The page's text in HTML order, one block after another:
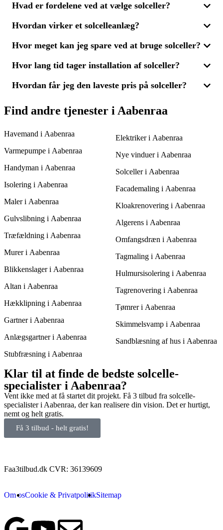
For at få de mest fordelagtige tilbud på solcelleanlæg er det
sammenligne 3 tilbud sikrer du dig både en rimelig pris og en
mulighed for at vælge en leverandør, der lover både kvalitet og
fremragende service.
Hvad er fordelene ved at vælge solceller?
Med solceller kan du producere din egen miljøvenlige energi
solcelleanlæg kan desuden øge din boligs værdi og formindske
mest effektive løsning til dine behov og sikre dig en god pris på
Hvordan virker et solcelleanlæg?
Solcelleanlæg omdanner sollys til elektricitet, som kan bruges i
tilbage til elnettet. For at finde det bedste anlæg til din bolig i
sammenligne pris og kvalitet.
Hvor meget kan jeg spare ved at bruge solceller?
Den besparelse, du kan opnå med solceller, afhænger af dit
du reducere udgifterne til energi markant ved at producere din
besparelse til en favorabel pris.
Hvor lang tid tager installation af solceller?
Det tager normalt 1-3 dage at installere et solcelleanlæg, alt
tilbud fra forskellige leverandører, vil de kunne give dig et mere
præcist tidsoverslag, og du kan samtidig sammenligne
Hvordan får jeg den laveste pris på solceller?
For at få den laveste pris på solceller er det vigtigt at indhente
flere tilbud og sammenligne dem. Ved at modtage 3 tilbud fra
bedste pris uden at gå på kompromis med kvaliteten.
bedste løsning til dit hjem i Aabenraa.
Find andre tjenester i Aabenraa
Havemand i Aabenraa
Varmepumpe i Aabenraa
Handyman i Aabenraa
Isolering i Aabenraa
Maler i Aabenraa
Gulvslibning i Aabenraa
Træfældning i Aabenraa
Murer i Aabenraa
Blikkenslager i Aabenraa
Altan i Aabenraa
Hækklipning i Aabenraa
Gartner i Aabenraa
Anlægsgartner i Aabenraa
Stubfræsning i Aabenraa
Elektriker i Aabenraa
Nye vinduer i Aabenraa
Solceller i Aabenraa
Facademaling i Aabenraa
Kloakrenovering i Aabenraa
Algerens i Aabenraa
Omfangsdræn i Aabenraa
Tagmaling i Aabenraa
Hulmursisolering i Aabenraa
Tagrenovering i Aabenraa
Tømrer i Aabenraa
Skimmelsvamp i Aabenraa
Sandblæsning af hus i Aabenraa
Klar til at finde de bedste solcelle-
specialister i Aabenraa?
Vent ikke med at få startet dit projekt. Få 3 tilbud fra solcelle-
specialister i Aabenraa, der kan realisere din vision. Det er hurtigt,
nemt og helt gratis.
Få 3 tilbud - helt gratis!
Faa3tilbud.dk CVR: 36139609
Om osCookie & PrivatpolitikSitemap